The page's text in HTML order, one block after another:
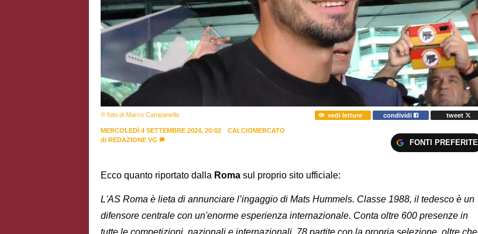
© foto di Marco Campanella vedi letture condividi tweet
MERCOLEDÌ 4 SETTEMBRE 2024, 20:02
CALCIOMERCATO
di REDAZIONE VG FONTI PREFERITE
Ecco quanto riportato dalla Roma sul proprio sito ufficiale:
L'AS Roma è lieta di annunciare l’ingaggio di Mats Hummels. Classe 1988, il tedesco è un
difensore centrale con un'enorme esperienza internazionale. Conta oltre 600 presenze in